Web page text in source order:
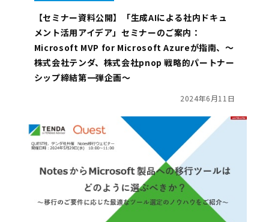
【セミナー資料公開】「生成AIによる社内ドキュ
メント活用アイデア」セミナーのご案内：
Microsoft MVP for Microsoft Azureが指南、～
株式会社テンダ、株式会社pnop 戦略的パートナー
シップ締結第一弾企画～
2024年6月11日